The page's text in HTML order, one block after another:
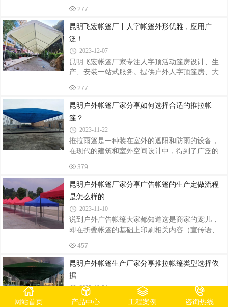
甚至可能会引发一些类似于火灾等等的一些灾
受那份宁静与自由。而说到露营必备，怎能不提
天幕帐篷呢？遮阳、挡雨，简直是户外小能手！
而且舒适度也超级赞，让你在帐篷里也能享受到
家一般的温馨。天幕帐篷？没错，就是那种让你
在户外也能拥有宽敞、舒适空间的帐篷！比传统
帐篷更注重舒适性和实用性，适合家庭或团队露
营使用。想象一下，在帐篷里或躺或坐，感受大
自然的呼吸，是不是超级惬意？当然啦，休闲生
277
昆明飞宏帐篷厂丨人字帐篷外形优雅，应用广
泛！
2023-12-07
昆明飞宏帐篷厂家专注人字顶活动篷房设计、生
产、安装一站式服务。提供户外人字顶篷房、大
篷、A字型帐篷、人字顶篷房。昆明飞宏伞篷专注
帐篷研发生产，为全国客户提供人字顶篷房、A字
形帐篷、人字形帐篷。产品可根据场地大小进行
设计、定制生产，跨度可达5-50M，产品适用于婚
庆典礼、展览展会、车展仓储等诸多活动场景。
飞宏帐篷设计、生产、搭建一站式服务，欢迎全
国各地客户前来参观考察、洽谈业务！外形优
雅、搭建灵活、安全稳固，具有抗紫外线、抗老
277
昆明户外帐篷厂家分享如何选择合适的推拉帐
篷？
2023-11-22
推拉雨篷是一种装在室外的遮阳和防雨的设备，
在现代的建筑和室外空间设计中，得到了广泛的
等优点，因此备受人们的喜爱。推拉雨篷是一种
装在室外的遮阳和防雨的设备，在现代的建筑和
室外空间设计中，得到了广泛的应用。推拉雨棚
具有灵活性强、方便使用和美观等优点，因此备
受人们的喜爱。 推拉雨篷一般由支架、布料和操
纵系统三部分组成。支架一般由金属材料制成，
如钢铁、铝合金等，并经过特殊处理，具有防锈
和防腐的特性。布料则可以使用防水、防紫外线
379
昆明户外帐篷厂家分享广告帐篷的生产定做流程
是怎么样的
2023-11-10
说到户外广告帐篷大家都知道这是商家的宠儿，
即在折叠帐篷的基础上印刷相关内容（宣传语、
具有很好的宣传效果。广告帐篷在日常生活中非
常常见，商品促销和推广活动中经常能够见到广
告帐篷的身影，那么昆明广告帐篷的制作流程是
怎么样的呢？1.采购完专门生产帐篷的布料后，按
照要做的广告帐篷的尺寸裁剪，这个现在一般是
工人用角尺来裁剪。2.接下来就要把裁剪好的布料
457
昆明户外帐篷生产厂家分享推拉帐篷类型选择依
据
2023-10-31
使用年限长，防雨效果好，当属---推拉帐篷，价
网站首页 产品中心 工程案例 咨询热线